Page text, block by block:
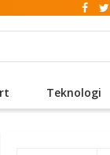
Teknologi